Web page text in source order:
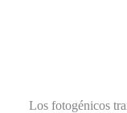
Los fotogénicos